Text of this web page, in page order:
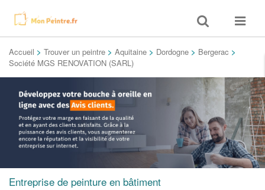
Toggle
search
Toggle
Accueil > Trouver un peintre > Aquitaine > Dordogne > Bergerac >
Société MGS RENOVATION (SARL)
Entreprise de peinture en bâtiment